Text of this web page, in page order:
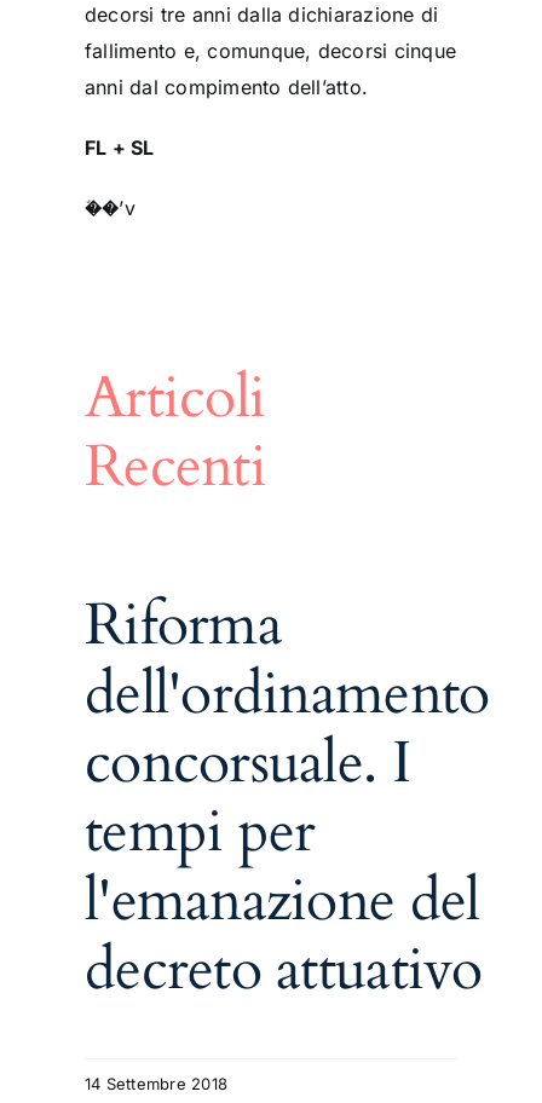
decorsi tre anni dalla dichiarazione di
fallimento e, comunque, decorsi cinque
anni dal compimento dell’atto.
FL + SL
�֬�’v
Articoli
Recenti
Riforma
dell'ordinamento
concorsuale. I
tempi per
l'emanazione del
decreto attuativo
14 Settembre 2018